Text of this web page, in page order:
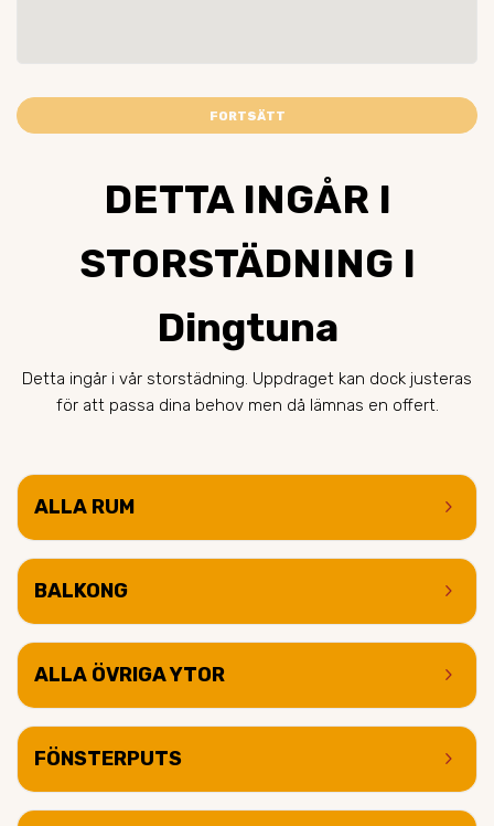
FORTSÄTT
DETTA INGÅR I
STORSTÄDNING I
Dingtuna
Detta ingår i vår storstädning. Uppdraget kan dock justeras
för att passa dina behov men då lämnas en offert.
keyboard_arrow_right
ALLA RUM
keyboard_arrow_right
BALKONG
keyboard_arrow_right
ALLA ÖVRIGA YTOR
keyboard_arrow_right
FÖNSTERPUTS